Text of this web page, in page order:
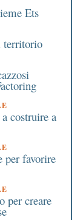
Ets
territorio
costruire a
per favorire
per creare